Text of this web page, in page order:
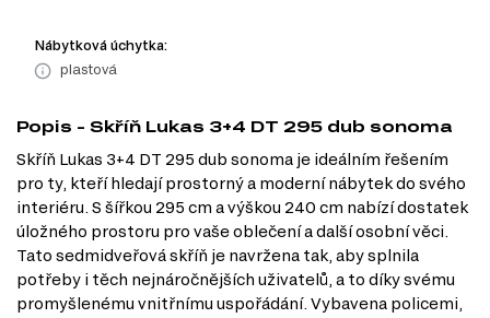
Nábytková úchytka:
plastová
Popis - Skříň Lukas 3+4 DT 295 dub sonoma
Skříň Lukas 3+4 DT 295 dub sonoma je ideálním řešením
pro ty, kteří hledají prostorný a moderní nábytek do svého
interiéru. S šířkou 295 cm a výškou 240 cm nabízí dostatek
úložného prostoru pro vaše oblečení a další osobní věci.
Tato sedmidveřová skříň je navržena tak, aby splnila
potřeby i těch nejnáročnějších uživatelů, a to díky svému
promyšlenému vnitřnímu uspořádání. Vybavena policemi,